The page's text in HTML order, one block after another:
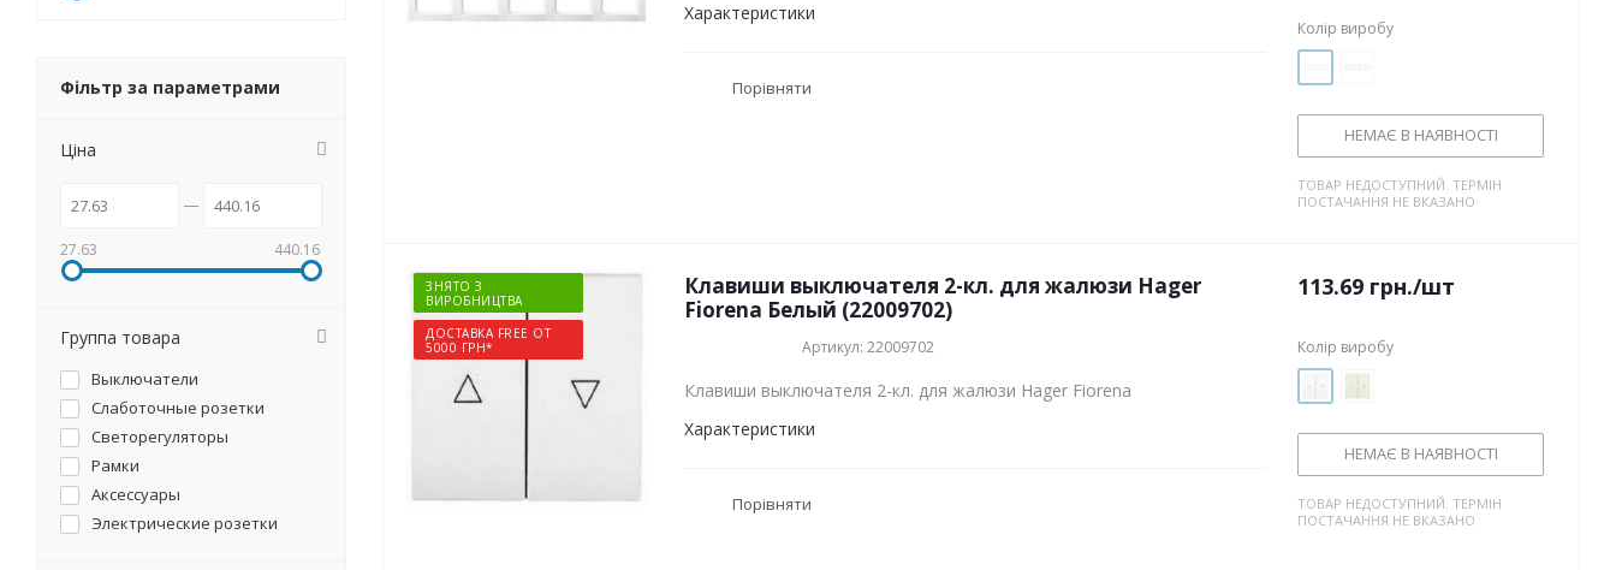
Характеристики
Порівняти
Колір виробу
НЕМАЄ В НАЯВНОСТІ
ТОВАР НЕДОСТУПНИЙ. ТЕРМІН
ПОСТАЧАННЯ НЕ ВКАЗАНО
ЗНЯТО З
ВИРОБНИЦТВА
ДОСТАВКА FREE ОТ
5000 ГРН*
Клавиши выключателя 2-кл. для жалюзи Hager
Fiorena Белый (22009702)
Артикул: 22009702
Клавиши выключателя 2-кл. для жалюзи Hager Fiorena
Характеристики
Порівняти
113.69 грн./шт
Колір виробу
НЕМАЄ В НАЯВНОСТІ
ТОВАР НЕДОСТУПНИЙ. ТЕРМІН
ПОСТАЧАННЯ НЕ ВКАЗАНО
Фільтр за параметрами
Ціна
27.63 440.16
Группа товара
Выключатели
Слаботочные розетки
Светорегуляторы
Рамки
Аксессуары
Электрические розетки